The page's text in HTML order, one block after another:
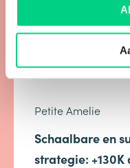
Petite Amelie
Schaalbare en
strategie: